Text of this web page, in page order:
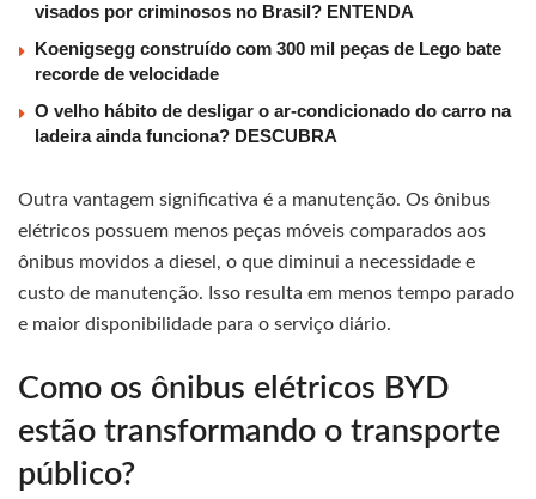
visados por criminosos no Brasil? ENTENDA
Koenigsegg construído com 300 mil peças de Lego bate
recorde de velocidade
O velho hábito de desligar o ar-condicionado do carro na
ladeira ainda funciona? DESCUBRA
Outra vantagem significativa é a manutenção. Os ônibus
elétricos possuem menos peças móveis comparados aos
ônibus movidos a diesel, o que diminui a necessidade e
custo de manutenção. Isso resulta em menos tempo parado
e maior disponibilidade para o serviço diário.
Como os ônibus elétricos BYD
estão transformando o transporte
público?